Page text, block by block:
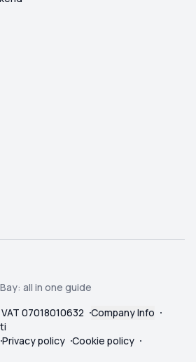
all in one guide
07018010632 Company Info
Privacy policy Cookie policy